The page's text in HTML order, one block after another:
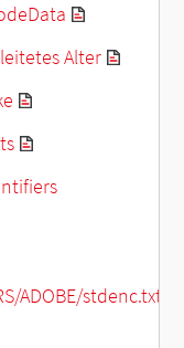
Alter
ADOBE/stdenc.txt